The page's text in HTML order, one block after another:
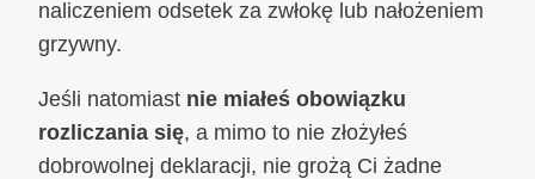
naliczeniem odsetek za zwłokę lub nałożeniem
grzywny.
Jeśli natomiast nie miałeś obowiązku
rozliczania się, a mimo to nie złożyłeś
dobrowolnej deklaracji, nie grożą Ci żadne